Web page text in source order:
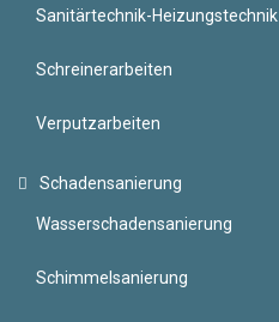
Sanitärtechnik-Heizungstechnik
Schreinerarbeiten
Verputzarbeiten
Schadensanierung
Wasserschadensanierung
Schimmelsanierung